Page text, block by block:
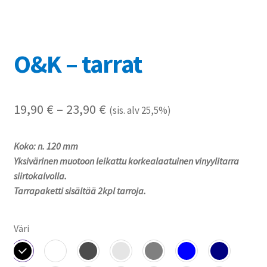
Teollisuus & Kiinteistö
Tietoa meistä
Toimitusehdot
Kassa
O&K – tarrat
19,90 € – 23,90 €Hintaluokka:
(sis. alv 25,5%)
Koko: n. 120 mm
Yksivärinen muotoon leikattu korkealaatuinen vinyylitarra
siirtokalvolla.
Tarrapaketti sisältää 2kpl tarroja.
Väri